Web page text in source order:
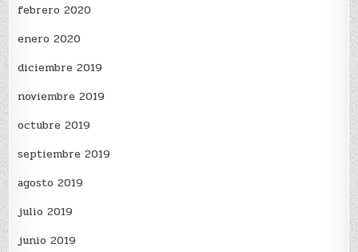
febrero 2020
enero 2020
diciembre 2019
noviembre 2019
octubre 2019
septiembre 2019
agosto 2019
julio 2019
junio 2019